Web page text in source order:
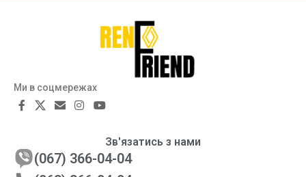
Ми в соцмережах
Зв'язатись з нами
(067) 366-04-04